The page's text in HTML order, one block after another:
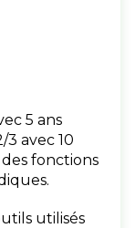
5 ans
avec 10
fonctions
utilisés